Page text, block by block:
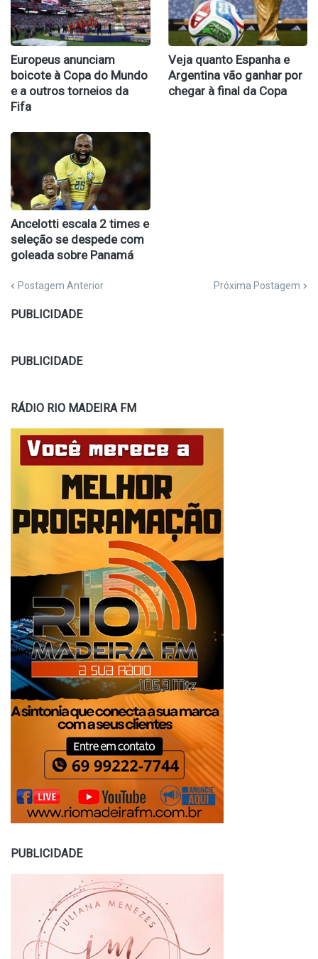
Europeus anunciam
boicote à Copa do Mundo
e a outros torneios da
Fifa
Veja quanto Espanha e
Argentina vão ganhar por
chegar à final da Copa
Ancelotti escala 2 times e
seleção se despede com
goleada sobre Panamá
Postagem Anterior Próxima Postagem
PUBLICIDADE
PUBLICIDADE
RÁDIO RIO MADEIRA FM
PUBLICIDADE